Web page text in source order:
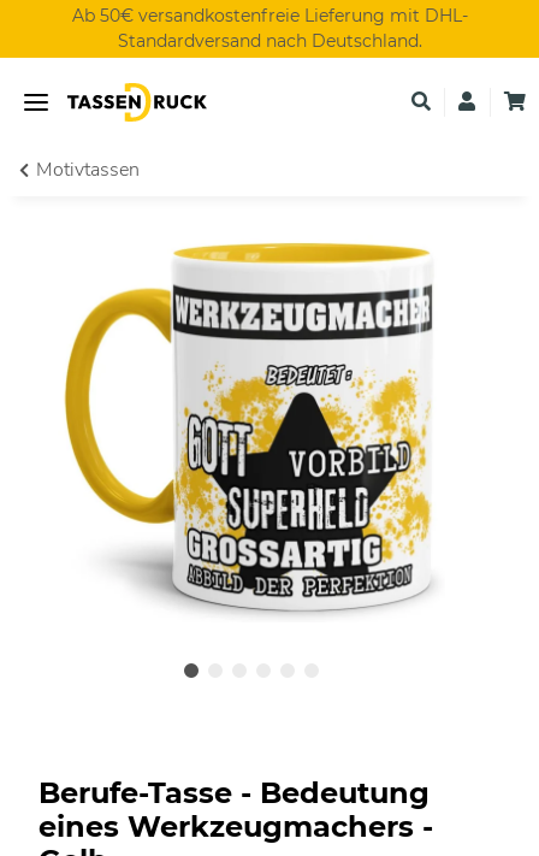
Ab 50€ versandkostenfreie Lieferung mit DHL-
Standardversand nach Deutschland.
Motivtassen
Berufe-Tasse - Bedeutung
eines Werkzeugmachers -